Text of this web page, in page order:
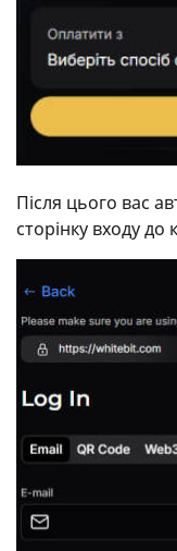
Після цього вас
сторінку входу до